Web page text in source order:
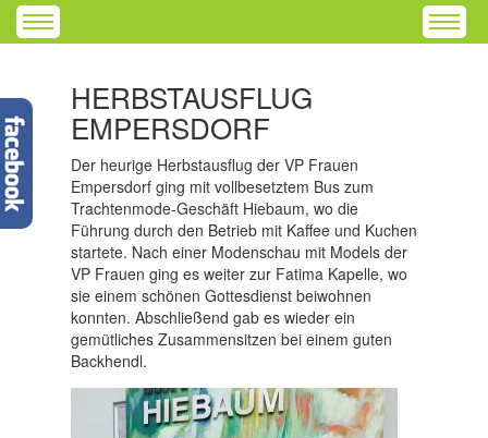
HERBSTAUSFLUG
EMPERSDORF
Der heurige Herbstausflug der VP Frauen
Empersdorf ging mit vollbesetztem Bus zum
Trachtenmode-Geschäft Hiebaum, wo die
Führung durch den Betrieb mit Kaffee und Kuchen
startete. Nach einer Modenschau mit Models der
VP Frauen ging es weiter zur Fatima Kapelle, wo
sie einem schönen Gottesdienst beiwohnen
konnten. Abschließend gab es wieder ein
gemütliches Zusammensitzen bei einem guten
Backhendl.